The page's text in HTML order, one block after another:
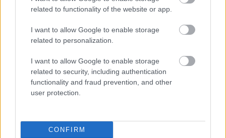
related to functionality of the website or app.
I want to allow Google to enable storage
related to personalization.
I want to allow Google to enable storage
related to security, including authentication
functionality and fraud prevention, and other
user protection.
CONFIRM
Tieto kroky vám pomôžu zbaviť sa ho